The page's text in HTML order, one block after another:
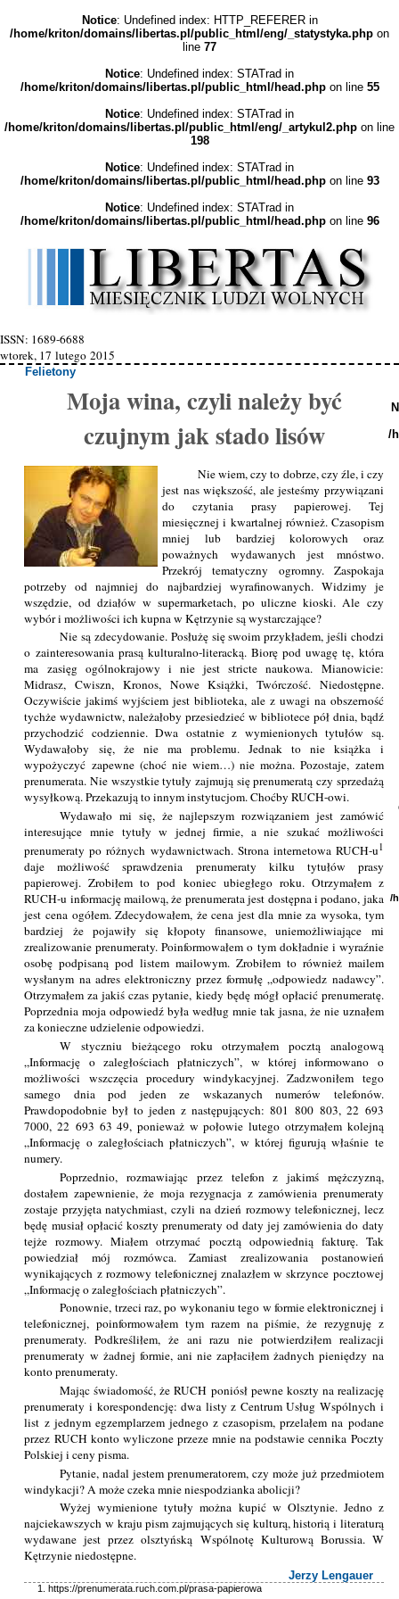
Notice: Undefined index: HTTP_REFERER in
/home/kriton/domains/libertas.pl/public_html/eng/_statystyka.php on
line 77
Notice: Undefined index: STATrad in
/home/kriton/domains/libertas.pl/public_html/head.phpon line 55
Notice: Undefined index: STATrad in
/home/kriton/domains/libertas.pl/public_html/eng/_artykul2.php on line
198
Notice: Undefined index: STATrad in
/home/kriton/domains/libertas.pl/public_html/head.phpon line 93
Notice: Undefined index: STATrad in
/home/kriton/domains/libertas.pl/public_html/head.phpon line 96
ISSN: 1689-6688
wtorek, 17 lutego 2015
Felietony
Moja wina, czyli należy być
czujnym jak stado lisów
Nie wiem, czy to dobrze, czy źle, i czy
jest nas większość, ale jesteśmy przywiązani
do czytania prasy papierowej. Tej
miesięcznej i kwartalnej również. Czasopism
mniej lub bardziej kolorowych oraz
poważnych wydawanych jest mnóstwo.
Przekrój tematyczny ogromny. Zaspokaja
potrzeby od najmniej do najbardziej wyrafinowanych. Widzimy je
wszędzie, od działów w supermarketach, po uliczne kioski. Ale czy
wybór i możliwości ich kupna w Kętrzynie są wystarczające?
Nie są zdecydowanie. Posłużę się swoim przykładem, jeśli chodzi
o zainteresowania prasą kulturalno-literacką. Biorę pod uwagę tę, która
ma zasięg ogólnokrajowy i nie jest stricte naukowa. Mianowicie:
Midrasz, Cwiszn, Kronos, Nowe Książki, Twórczość. Niedostępne.
Oczywiście jakimś wyjściem jest biblioteka, ale z uwagi na obszerność
tychże wydawnictw, należałoby przesiedzieć w bibliotece pół dnia, bądź
przychodzić codziennie. Dwa ostatnie z wymienionych tytułów są.
Wydawałoby się, że nie ma problemu. Jednak to nie książka i
wypożyczyć zapewne (choć nie wiem…) nie można. Pozostaje, zatem
prenumerata. Nie wszystkie tytuły zajmują się prenumeratą czy sprzedażą
wysyłkową. Przekazują to innym instytucjom. Choćby RUCH-owi.
Wydawało mi się, że najlepszym rozwiązaniem jest zamówić
interesujące mnie tytuły w jednej firmie, a nie szukać możliwości
prenumeraty po różnych wydawnictwach. Strona internetowa RUCH-u1
daje możliwość sprawdzenia prenumeraty kilku tytułów prasy
papierowej. Zrobiłem to pod koniec ubiegłego roku. Otrzymałem z
RUCH-u informację mailową, że prenumerata jest dostępna i podano, jaka
jest cena ogółem. Zdecydowałem, że cena jest dla mnie za wysoka, tym
bardziej że pojawiły się kłopoty finansowe, uniemożliwiające mi
zrealizowanie prenumeraty. Poinformowałem o tym dokładnie i wyraźnie
osobę podpisaną pod listem mailowym. Zrobiłem to również mailem
wysłanym na adres elektroniczny przez formułę „odpowiedz nadawcy”.
Otrzymałem za jakiś czas pytanie, kiedy będę mógł opłacić prenumeratę.
Poprzednia moja odpowiedź była według mnie tak jasna, że nie uznałem
za konieczne udzielenie odpowiedzi.
W styczniu bieżącego roku otrzymałem pocztą analogową
„Informację o zaległościach płatniczych”, w której informowano o
możliwości wszczęcia procedury windykacyjnej. Zadzwoniłem tego
samego dnia pod jeden ze wskazanych numerów telefonów.
Prawdopodobnie był to jeden z następujących: 801 800 803, 22 693
7000, 22 693 63 49, ponieważ w połowie lutego otrzymałem kolejną
„Informację o zaległościach płatniczych”, w której figurują właśnie te
numery.
Poprzednio, rozmawiając przez telefon z jakimś mężczyzną,
dostałem zapewnienie, że moja rezygnacja z zamówienia prenumeraty
zostaje przyjęta natychmiast, czyli na dzień rozmowy telefonicznej, lecz
będę musiał opłacić koszty prenumeraty od daty jej zamówienia do daty
tejże rozmowy. Miałem otrzymać pocztą odpowiednią fakturę. Tak
powiedział mój rozmówca. Zamiast zrealizowania postanowień
wynikających z rozmowy telefonicznej znalazłem w skrzynce pocztowej
„Informację o zaległościach płatniczych”.
Ponownie, trzeci raz, po wykonaniu tego w formie elektronicznej i
telefonicznej, poinformowałem tym razem na piśmie, że rezygnuję z
prenumeraty. Podkreśliłem, że ani razu nie potwierdziłem realizacji
prenumeraty w żadnej formie, ani nie zapłaciłem żadnych pieniędzy na
konto prenumeraty.
Mając świadomość, że RUCH poniósł pewne koszty na realizację
prenumeraty i korespondencję: dwa listy z Centrum Usług Wspólnych i
list z jednym egzemplarzem jednego z czasopism, przelałem na podane
przez RUCH konto wyliczone przeze mnie na podstawie cennika Poczty
Polskiej i ceny pisma.
Pytanie, nadal jestem prenumeratorem, czy może już przedmiotem
windykacji? A może czeka mnie niespodzianka abolicji?
Wyżej wymienione tytuły można kupić w Olsztynie. Jedno z
najciekawszych w kraju pism zajmujących się kulturą, historią i literaturą
wydawane jest przez olsztyńską Wspólnotę Kulturową Borussia. W
Kętrzynie niedostępne.
Jerzy Lengauer
https://prenumerata.ruch.com.pl/prasa-papierowa
/
/